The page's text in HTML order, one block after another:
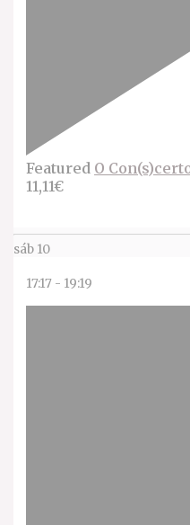
Featured O
11,11€
sáb 10
17:17 - 19:19